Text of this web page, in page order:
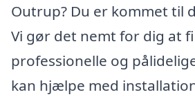
Outrup? Du er kommet til
Vi gør det nemt for dig at
professionelle og
kan hjælpe med